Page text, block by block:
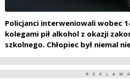
Policjanci interweniowali wobec
kolegami pił alkohol z okazji
szkolnego. Chłopiec był niemal